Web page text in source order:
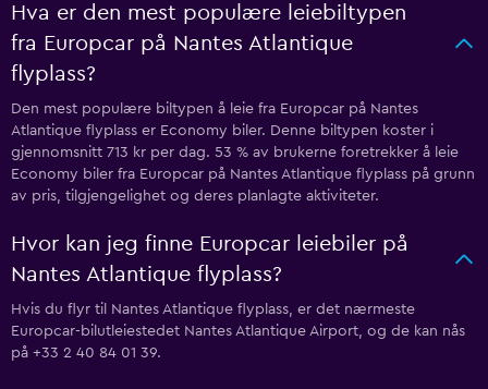
Hva er den mest populære leiebiltypen
fra Europcar på Nantes Atlantique
flyplass?
Den mest populære biltypen å leie fra Europcar på Nantes
Atlantique flyplass er Economy biler. Denne biltypen koster i
gjennomsnitt 713 kr per dag. 53 % av brukerne foretrekker å leie
Economy biler fra Europcar på Nantes Atlantique flyplass på grunn
av pris, tilgjengelighet og deres planlagte aktiviteter.
Hvor kan jeg finne Europcar leiebiler på
Nantes Atlantique flyplass?
Hvis du flyr til Nantes Atlantique flyplass, er det nærmeste
Europcar-bilutleiestedet Nantes Atlantique Airport, og de kan nås
på +33 2 40 84 01 39.